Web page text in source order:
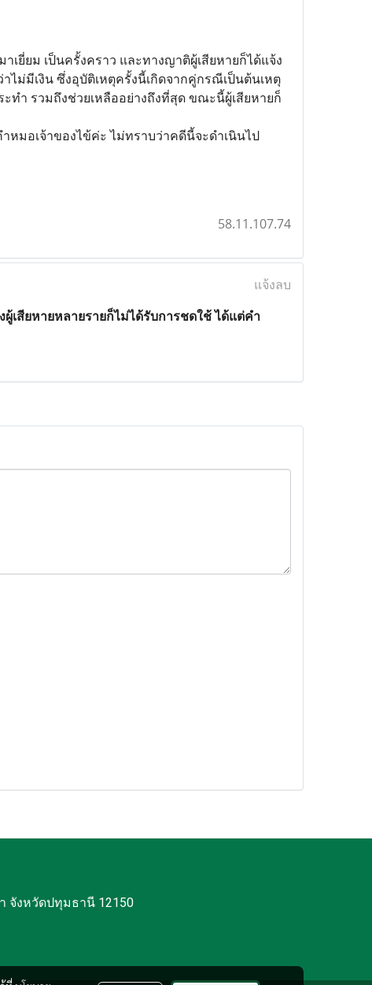
เยี่ยม เป็นครั้งคราว และทางญาติผู้เสียหายก็ได้แจ้ง
ไม่มีเงิน ซึ่งอุบัติเหตุครั้งนี้เกิดจากคู่กรณีเป็นต้นเหตุ
ทำ รวมถึงช่วยเหลืออย่างถึงที่สุด ขณะนี้ผู้เสียหายก็
หมอเจ้าของไข้ค่ะ ไม่ทราบว่าคดีนี้จะดำเนินไป
58.11.107.74
แจ้งลบ
เสียหายหลายรายก็ไม่ได้รับการชดใช้ ได้แต่คำ
จังหวัดปทุมธานี 12150